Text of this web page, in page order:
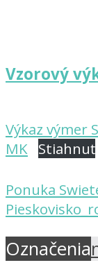
Vzorový
Výkaz výmer
MK Stiahnuť
Ponuka
Označenia